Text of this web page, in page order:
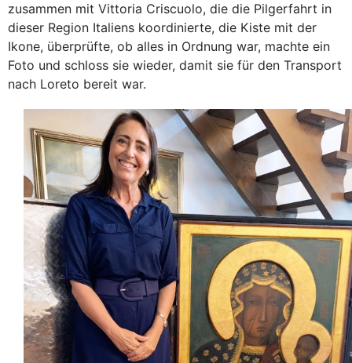
zusammen mit Vittoria Criscuolo, die die Pilgerfahrt in
dieser Region Italiens koordinierte, die Kiste mit der
Ikone, überprüfte, ob alles in Ordnung war, machte ein
Foto und schloss sie wieder, damit sie für den Transport
nach Loreto bereit war.